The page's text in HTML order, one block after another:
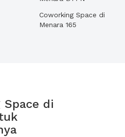
Coworking Space di
Menara 165
Space di